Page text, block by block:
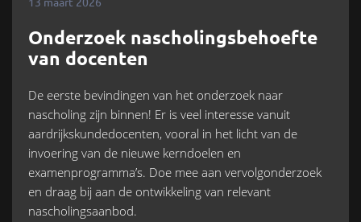
Onderzoek nascholingsbehoefte
van docenten
De eerste bevindingen van het onderzoek naar
nascholing zijn binnen! Er is veel interesse vanuit
aardrijkskundedocenten, vooral in het licht van de
invoering van de nieuwe kerndoelen en
examenprogramma’s. Doe mee aan vervolgonderzoek
en draag bij aan de ontwikkeling van relevant
nascholingsaanbod.